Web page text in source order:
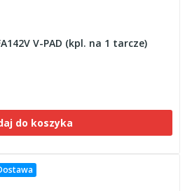
V-PAD (kpl. na 1 tarcze)
do koszyka